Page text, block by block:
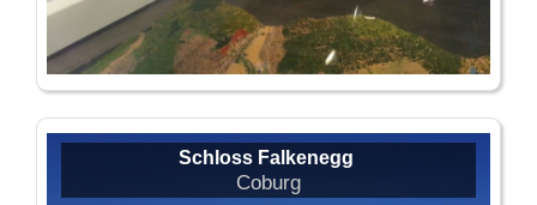
Schloss Falkenegg
Coburg